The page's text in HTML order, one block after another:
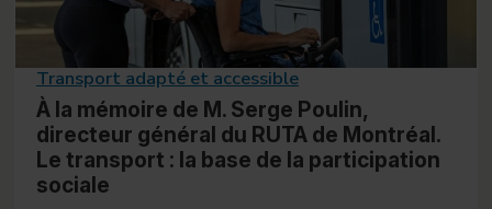
Transport adapté et accessible
À la mémoire de M. Serge Poulin,
directeur général du RUTA de Montréal.
Le transport : la base de la participation
sociale